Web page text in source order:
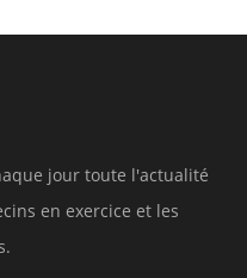
jour toute l'actualité
en exercice et les